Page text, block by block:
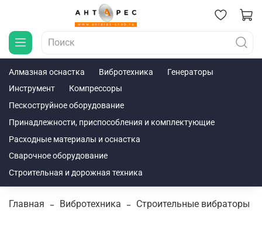
Алмазная оснастка Вибротехника
Генераторы
Инструмент
Компрессоры
Пескоструйное оборудование
Принадлежности, приспособления и комплектующие
Расходные материалы и оснастка
Сварочное оборудование
Строительная и дорожная техника
Главная Вибротехника Строительные вибраторы